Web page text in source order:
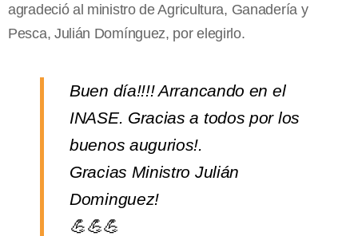
agradeció al ministro de Agricultura, Ganadería y
Pesca, Julián Domínguez, por elegirlo.
Buen día!!!! Arrancando en el
INASE. Gracias a todos por los
buenos augurios!.
Gracias Ministro Julián
Dominguez!
💪💪💪